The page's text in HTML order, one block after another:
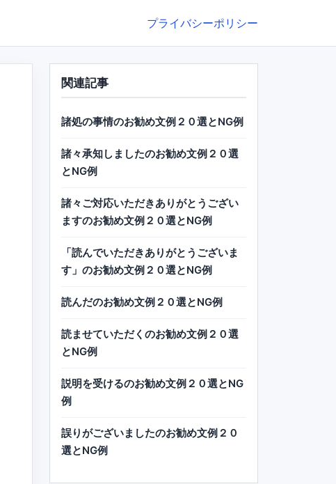
プライバシーポリシー
関連記事
諸処の事情のお勧め文例２０選とNG例
諸々承知しましたのお勧め文例２０選
とNG例
諸々ご対応いただきありがとうござい
ますのお勧め文例２０選とNG例
「読んでいただきありがとうございま
す」のお勧め文例２０選とNG例
読んだのお勧め文例２０選とNG例
読ませていただくのお勧め文例２０選
とNG例
説明を受けるのお勧め文例２０選とNG
例
誤りがございましたのお勧め文例２０
選とNG例